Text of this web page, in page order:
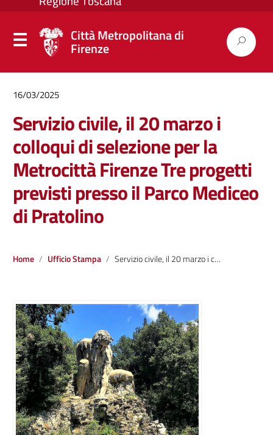
Città Metropolitana di
Firenze
16/03/2025
Servizio civile, il 20 marzo i
colloqui di selezione per la
Metrocittà Firenze Tre progetti
previsti presso il Parco Mediceo
di Pratolino
Home Ufficio Stampa Servizio civile, il 20 marzo i colloqui di selezione per la Metrocittà Firenze Tre progetti previsti presso il Parco Mediceo di Pratolino